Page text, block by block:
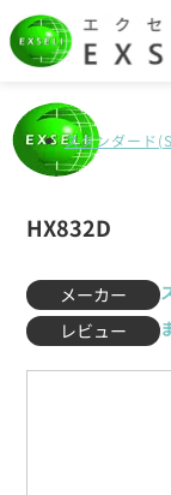
スタンダード
HX832D
メーカー
レビュー